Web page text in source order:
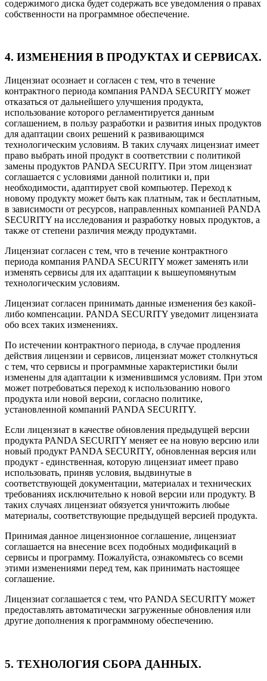
содержимого диска будет содержать все уведомления о правах
собственности на программное обеспечение.
4. ИЗМЕНЕНИЯ В ПРОДУКТАХ И СЕРВИСАХ.
Лицензиат осознает и согласен с тем, что в течение
контрактного периода компания PANDA SECURITY может
отказаться от дальнейшего улучшения продукта,
использование которого регламентируется данным
соглашением, в пользу разработки и развития иных продуктов
для адаптации своих решений к развивающимся
технологическим условиям. В таких случаях лицензиат имеет
право выбрать иной продукт в соответствии с политикой
замены продуктов PANDA SECURITY. При этом лицензиат
соглашается с условиями данной политики и, при
необходимости, адаптирует свой компьютер. Переход к
новому продукту может быть как платным, так и бесплатным,
в зависимости от ресурсов, направленных компанией PANDA
SECURITY на исследования и разработку новых продуктов, а
также от степени различия между продуктами.
Лицензиат согласен с тем, что в течение контрактного
периода компания PANDA SECURITY может заменять или
изменять сервисы для их адаптации к вышеупомянутым
технологическим условиям.
Лицензиат согласен принимать данные изменения без какой-
либо компенсации. PANDA SECURITY уведомит лицензиата
обо всех таких изменениях.
По истечении контрактного периода, в случае продления
действия лицензии и сервисов, лицензиат может столкнуться
с тем, что сервисы и программные характеристики были
изменены для адаптации к изменившимся условиям. При этом
может потребоваться переход к использованию нового
продукта или новой версии, согласно политике,
установленной компаний PANDA SECURITY.
Если лицензиат в качестве обновления предыдущей версии
продукта PANDA SECURITY меняет ее на новую версию или
новый продукт PANDA SECURITY, обновленная версия или
продукт - единственная, которую лицензиат имеет право
использовать, приняв условия, выдвинутые в
соответствующей документации, материалах и технических
требованиях исключительно к новой версии или продукту. В
таких случаях лицензиат обязуется уничтожить любые
материалы, соответствующие предыдущей версией продукта.
Принимая данное лицензионное соглашение, лицензиат
соглашается на внесение всех подобных модификаций в
сервисы и программу. Пожалуйста, ознакомьтесь со всеми
этими изменениями перед тем, как принимать настоящее
соглашение.
Лицензиат соглашается с тем, что PANDA SECURITY может
предоставлять автоматически загруженные обновления или
другие дополнения к программному обеспечению.
5. ТЕХНОЛОГИЯ СБОРА ДАННЫХ.